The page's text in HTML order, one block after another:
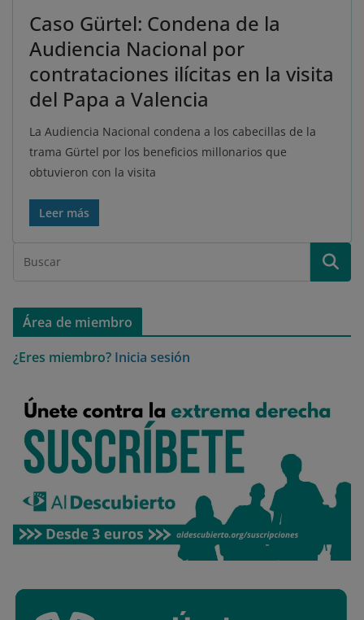
Caso Gürtel: Condena de la
Audiencia Nacional por
contrataciones ilícitas en la visita
del Papa a Valencia
La Audiencia Nacional condena a los cabecillas de la
trama Gürtel por los beneficios millonarios que
obtuvieron con la visita
Leer más
Área de miembro
¿Eres miembro? Inicia sesión